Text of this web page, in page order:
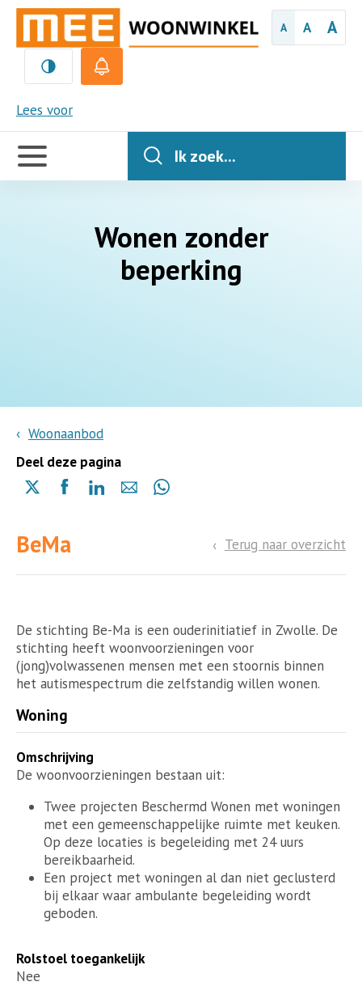
A A A
Lees voor
MEE
Handige
links
Ik zoek...
Wonen zonder
beperking
Woonaanbod
Deel deze pagina
Delen
(opent
in
een
Delen
(opent
in
een
Delen
een
Delen Delen
BeMa Terug naar overzicht
De stichting Be-Ma is een ouderinitiatief in Zwolle. De
stichting heeft woonvoorzieningen voor
(jong)volwassenen mensen met een stoornis binnen
het autismespectrum die zelfstandig willen wonen.
Woning
Omschrijving
De woonvoorzieningen bestaan uit:
Twee projecten Beschermd Wonen met woningen
met een gemeenschappelijke ruimte met keuken.
Op deze locaties is begeleiding met 24 uurs
bereikbaarheid.
Een project met woningen al dan niet geclusterd
bij elkaar waar ambulante begeleiding wordt
geboden.
Rolstoel toegankelijk
Nee